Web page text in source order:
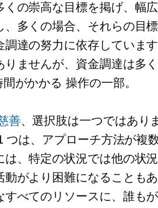
の崇高な目標を掲げ、幅
多くの場合、それらの目
達の努力に依存していま
ませんが、資金調達は多
間がかかる 操作の一部。
善、選択肢は一つではあり
つは、アプローチ方法が複
、特定の状況では他の状
がより困難になることも
べてのリソースに、誰も